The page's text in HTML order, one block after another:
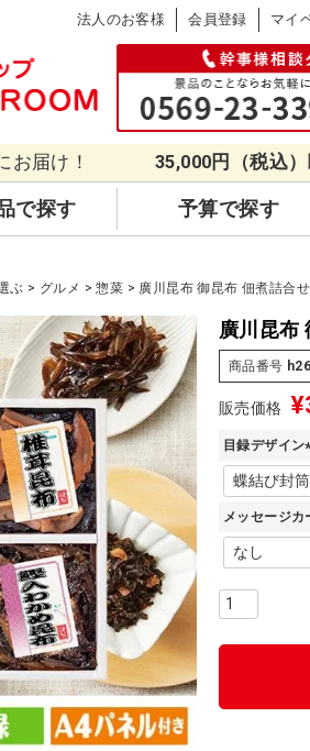
法人のお客様 会員登録 マイ
お届け！ 35,000円（税込）
で探す 予算で探す
ぶ グルメ 惣菜 廣川昆布 御昆布 佃煮詰合せ
廣川昆布
商品番号
販売価格 ¥
目録デザイン
(
)
メッセージカ